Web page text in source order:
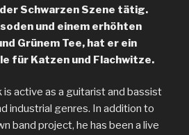
Schwarzen Szene tätig.
und einem erhöhten
Grünem Tee, hat er ein
für Katzen und Flachwitze.
is active as a guitarist and bassist
industrial genres. In addition to
band project, he has been a live